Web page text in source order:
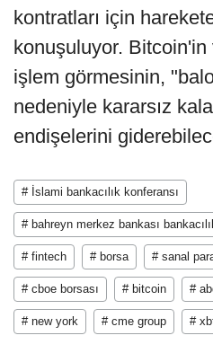
kontratları için
konuşuluyor.
işlem görmesinin,
nedeniyle kararsız
endişelerini
# İslami bankacılık konferansı
# bahreyn merkez bankası
# fintech # borsa # sanal
# cboe borsası # bitcoin #
# new york # cme group #